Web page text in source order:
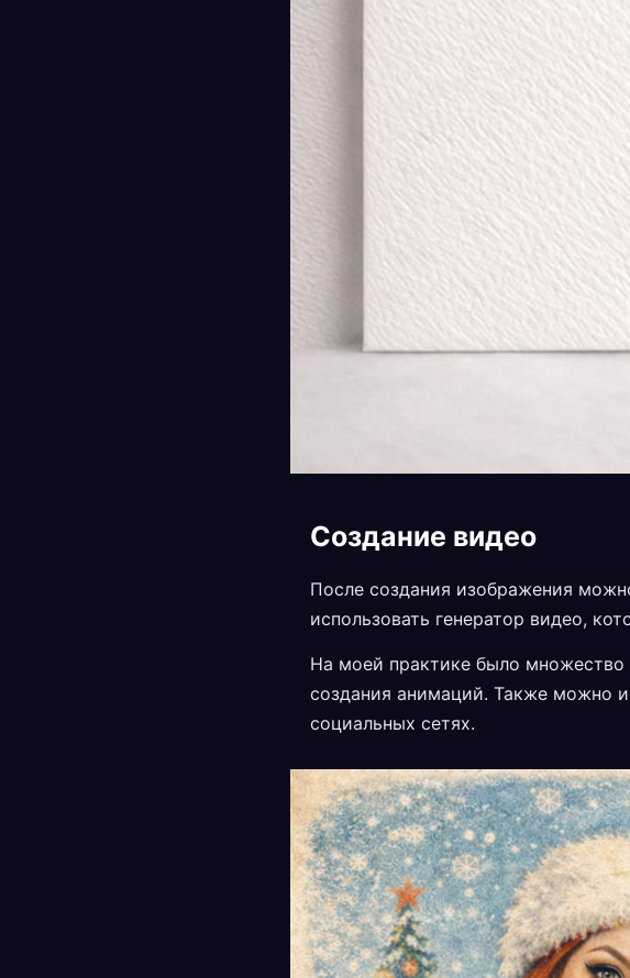
Создание видео
После создания изображения
использовать генератор видео,
На моей практике было множество
создания анимаций. Также можно
социальных сетях.